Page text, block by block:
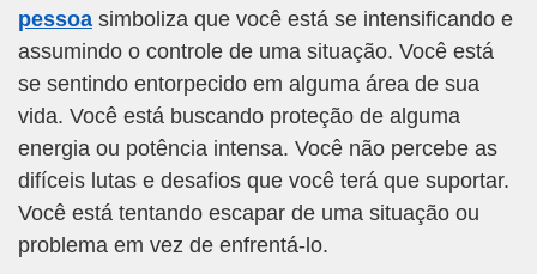
pessoa simboliza que você está se intensificando e
assumindo o controle de uma situação. Você está
se sentindo entorpecido em alguma área de sua
vida. Você está buscando proteção de alguma
energia ou potência intensa. Você não percebe as
difíceis lutas e desafios que você terá que suportar.
Você está tentando escapar de uma situação ou
problema em vez de enfrentá-lo.